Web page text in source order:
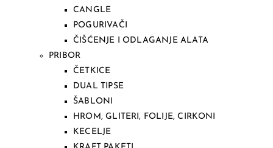
CANGLE
POGURIVAČI
ČIŠĆENJE I ODLAGANJE ALATA
PRIBOR
ČETKICE
DUAL TIPSE
ŠABLONI
HROM, GLITERI, FOLIJE, CIRKONI
KECELJE